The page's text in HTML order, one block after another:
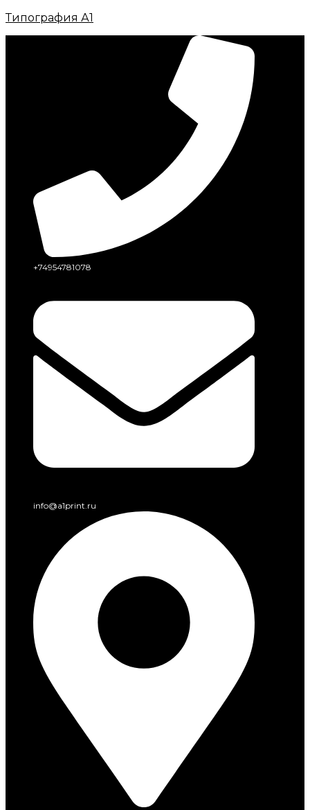
Типография А1
+74954781078
info@a1print.ru